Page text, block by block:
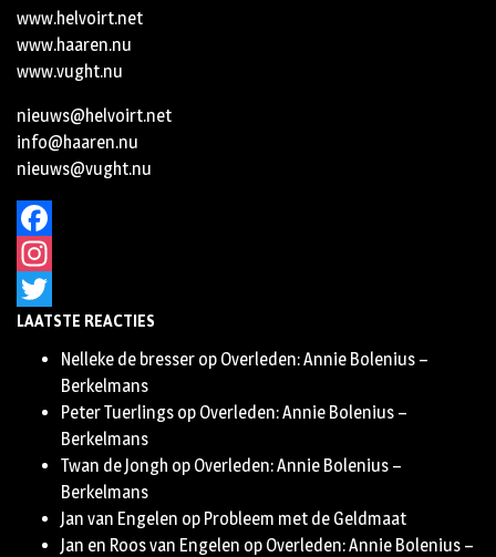
www.helvoirt.net
www.haaren.nu
www.vught.nu
nieuws@helvoirt.net
info@haaren.nu
nieuws@vught.nu
Facebook
Instagram
Twitter
LAATSTE REACTIES
Nelleke de bresser op Overleden: Annie Bolenius –
Berkelmans
Peter Tuerlings op Overleden: Annie Bolenius –
Berkelmans
Twan de Jongh op Overleden: Annie Bolenius –
Berkelmans
Jan van Engelen op Probleem met de Geldmaat
Jan en Roos van Engelen op Overleden: Annie Bolenius –